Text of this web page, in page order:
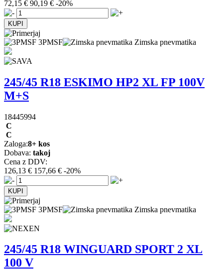
72,15 € 90,19 € -20%
3PMSF Zimska pnevmatika
245/45 R18 ESKIMO HP2 XL FP 100V
M+S
18445994
C
C
Zaloga:8+ kos
Dobava: takoj
Cena z DDV:
126,13 € 157,66 € -20%
3PMSF Zimska pnevmatika
245/45 R18 WINGUARD SPORT 2 XL
100 V